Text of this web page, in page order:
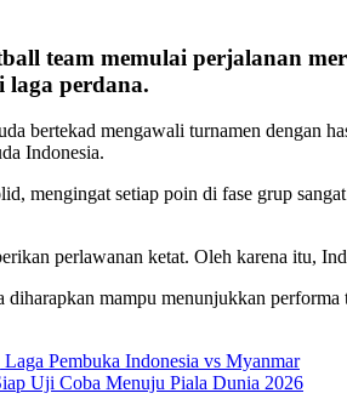
team memulai perjalanan
laga perdana.
bertekad mengawali turnamen dengan
Indonesia.
mengingat setiap poin di fase grup
perlawanan ketat. Oleh karena itu,
mampu menunjukkan
Pembuka Indonesia vs Myanmar
Uji Coba Menuju Piala Dunia 2026